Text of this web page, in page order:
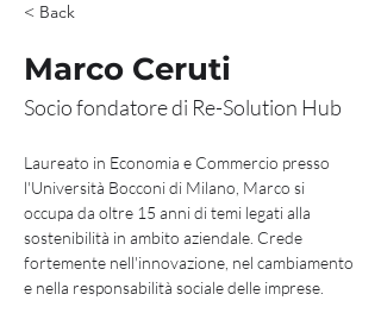
< Back
Marco Ceruti
Socio fondatore di Re-Solution Hub
Laureato in Economia e Commercio presso
l'Università Bocconi di Milano, Marco si
occupa da oltre 15 anni di temi legati alla
sostenibilità in ambito aziendale. Crede
fortemente nell'innovazione, nel cambiamento
e nella responsabilità sociale delle imprese.